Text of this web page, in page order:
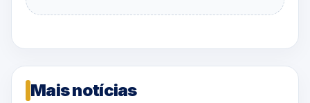
Mais notícias